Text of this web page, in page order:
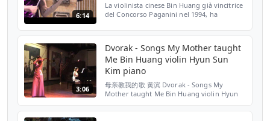
6:14
La violinista cinese Bin Huang già vincitrice
del Concorso Paganini nel 1994, ha
3:06
Dvorak - Songs My Mother taught
Me Bin Huang violin Hyun Sun
Kim piano
母亲教我的歌 黄滨 Dvorak - Songs My
Mother taught Me Bin Huang violin Hyun